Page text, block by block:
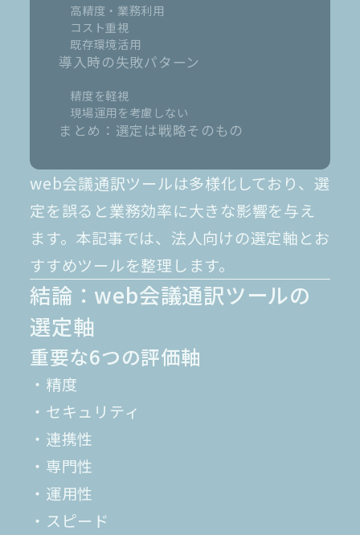
高精度・業務利用
コスト重視
既存環境活用
導入時の失敗パターン
精度を軽視
現場運用を考慮しない
まとめ：選定は戦略そのもの
web会議通訳ツールは多様化しており、選
定を誤ると業務効率に大きな影響を与え
ます。本記事では、法人向けの選定軸とお
すすめツールを整理します。
結論：web会議通訳ツールの
選定軸
重要な6つの評価軸
・精度
・セキュリティ
・連携性
・専門性
・運用性
・スピード